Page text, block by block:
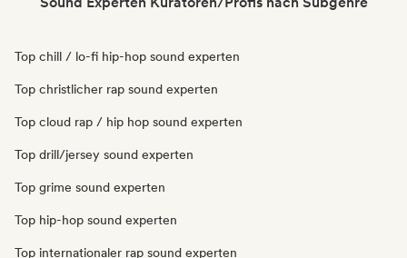
Top chill / lo-fi hip-hop sound experten
Top christlicher rap sound experten
Top cloud rap / hip hop sound experten
Top drill/jersey sound experten
Top grime sound experten
Top hip-hop sound experten
Top internationaler rap sound experten